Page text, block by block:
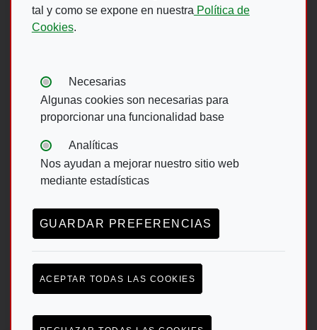
tal y como se expone en nuestra Política de
Cookies.
Tipos de cookies:
Necesarias
Algunas cookies son necesarias para
proporcionar una funcionalidad base
Analíticas
Nos ayudan a mejorar nuestro sitio web
mediante estadísticas
GUARDAR PREFERENCIAS
ACEPTAR TODAS LAS COOKIES
Abre en ventana nueva. Ir a
Abre en ventana nueva. Ir
(Abre en nueva ventana)
Abre en ventana
(Abre en nueva
Abre en ventana
(Abre en nueva
Menú del pie
ACCESIBILIDAD
AVISO LEGAL
POLÍTICA DE PRIVACIDAD
diciembre , de transparencia, acceso a la información pública y